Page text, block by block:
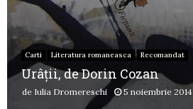
Carti Literatura romaneasca Recomandat
Urâții, de Dorin Cozan
de Iulia Dromereschi 5 noiembrie 2014